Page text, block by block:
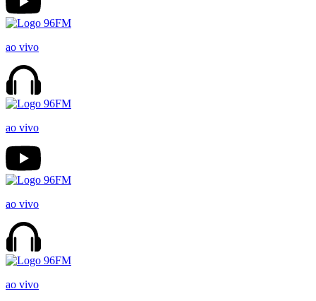
ao vivo
ao vivo
ao vivo
ao vivo